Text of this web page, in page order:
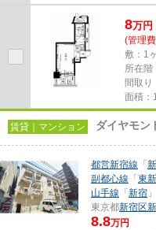
8万円
(管理
敷：1
所在階
間取り
面積：
賃貸｜マンション ダイヤモン
都営新宿線 「
副都心線 「 東
山手線 「 新宿
東京都新宿区
8.8万円